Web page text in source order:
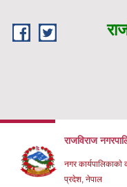
राजविराज
नगर कार्यपालिकाकाे
प्रदेश, नेपाल